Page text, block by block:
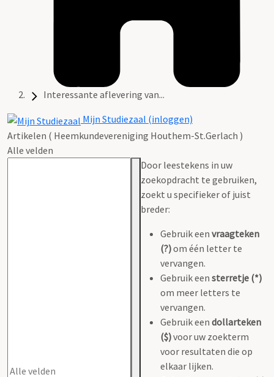
Interessante aflevering van...
Mijn Studiezaal (inloggen)
Artikelen ( Heemkundevereniging Houthem-St.Gerlach )
Alle velden
Door leestekens in uw
zoekopdracht te gebruiken,
zoekt u specifieker of juist
breder:
Gebruik een vraagteken
(?)om één letter te
vervangen.
Gebruik een sterretje (*)
om meer letters te
vervangen.
Gebruik een dollarteken
($)voor uw zoekterm
voor resultaten die op
elkaar lijken.